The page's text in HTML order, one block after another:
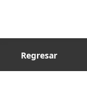
Regresar